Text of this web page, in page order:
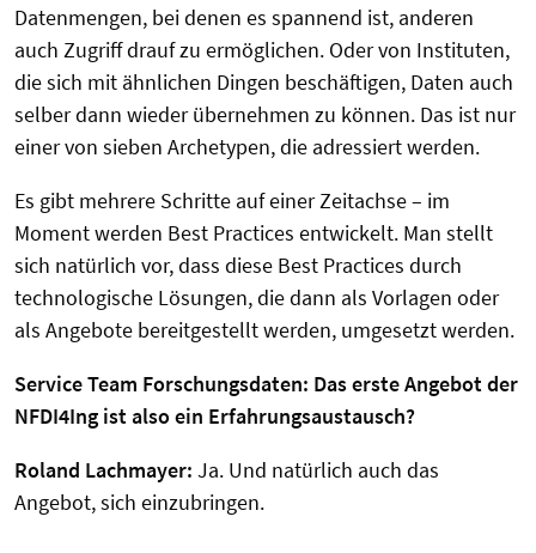
Datenmengen, bei denen es spannend ist, anderen
auch Zugriff drauf zu ermöglichen. Oder von Instituten,
die sich mit ähnlichen Dingen beschäftigen, Daten auch
selber dann wieder übernehmen zu können. Das ist nur
einer von sieben Archetypen, die adressiert werden.
Es gibt mehrere Schritte auf einer Zeitachse – im
Moment werden Best Practices entwickelt. Man stellt
sich natürlich vor, dass diese Best Practices durch
technologische Lösungen, die dann als Vorlagen oder
als Angebote bereitgestellt werden, umgesetzt werden.
Service Team Forschungsdaten: Das erste Angebot der
NFDI4Ing ist also ein Erfahrungsaustausch?
Roland Lachmayer: Ja. Und natürlich auch das
Angebot, sich einzubringen.